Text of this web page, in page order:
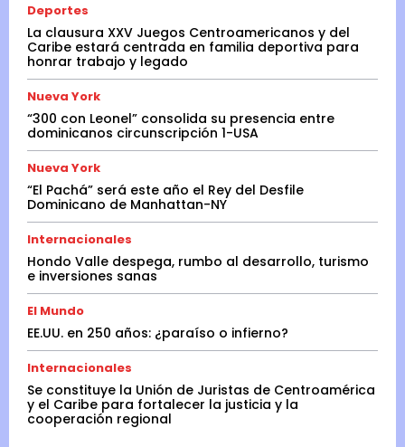
Deportes
La clausura XXV Juegos Centroamericanos y del
Caribe estará centrada en familia deportiva para
honrar trabajo y legado
Nueva York
“300 con Leonel” consolida su presencia entre
dominicanos circunscripción 1-USA
Nueva York
“El Pachá” será este año el Rey del Desfile
Dominicano de Manhattan-NY
Internacionales
Hondo Valle despega, rumbo al desarrollo, turismo
e inversiones sanas
El Mundo
EE.UU. en 250 años: ¿paraíso o infierno?
Internacionales
Se constituye la Unión de Juristas de Centroamérica
y el Caribe para fortalecer la justicia y la
cooperación regional